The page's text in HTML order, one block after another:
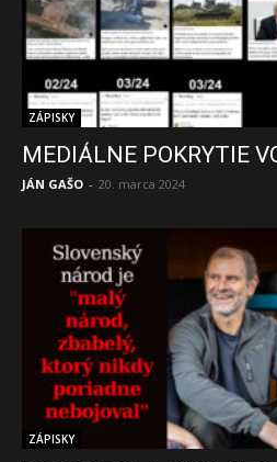
ZÁPISKY
MEDIÁLNE POKRYTIE
JÁN GAŠO - 20. marca 2024
ZÁPISKY